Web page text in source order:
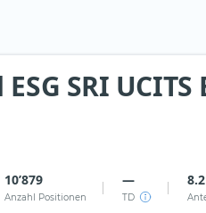
SRI UCITS
10’879
Anzahl Positionen
—
TD